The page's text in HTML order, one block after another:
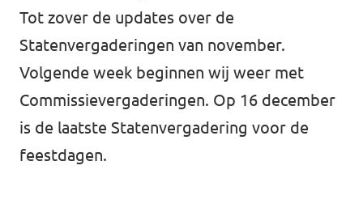
Tot zover de updates over de
Statenvergaderingen van november.
Volgende week beginnen wij weer met
Commissievergaderingen. Op 16 december
is de laatste Statenvergadering voor de
feestdagen.